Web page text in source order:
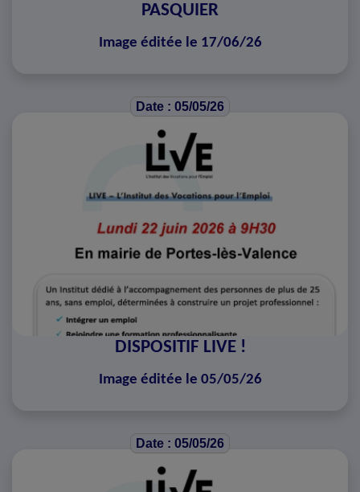
PASQUIER
Image éditée le 17/06/26
Date : 05/05/26
DISPOSITIF LIVE !
Image éditée le 05/05/26
Date : 05/05/26